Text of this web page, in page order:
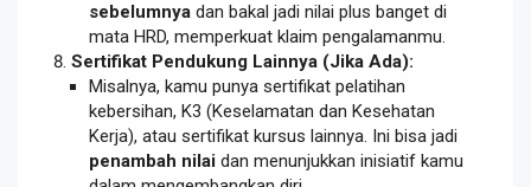
sebelumnya dan bakal jadi nilai plus banget di
mata HRD, memperkuat klaim pengalamanmu.
Sertifikat Pendukung Lainnya (Jika Ada):
Misalnya, kamu punya sertifikat pelatihan
kebersihan, K3 (Keselamatan dan Kesehatan
Kerja), atau sertifikat kursus lainnya. Ini bisa jadi
penambah nilai dan menunjukkan inisiatif kamu